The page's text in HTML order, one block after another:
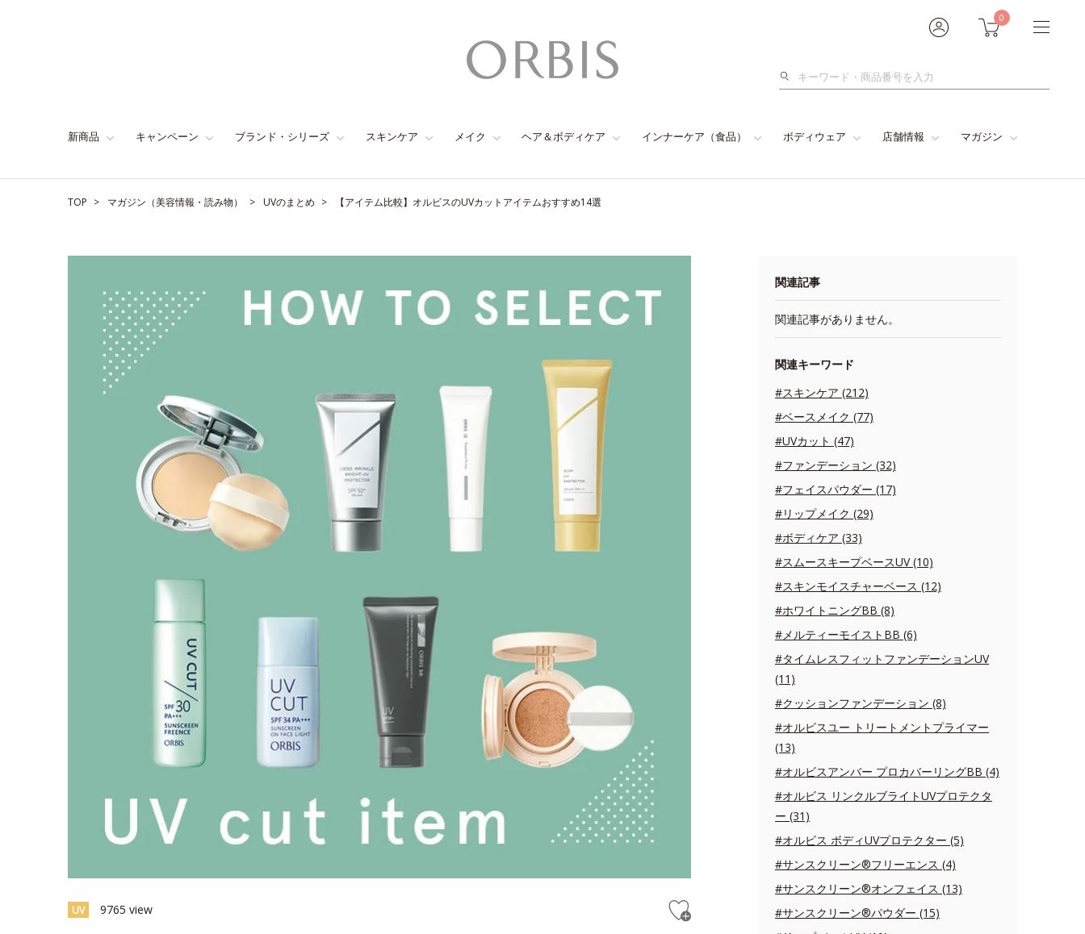
0
検
新商品 キャンペーン ブランド・シリーズ スキンケア メイク ヘア＆ボディケア インナーケア（食品） ボディウェア 店舗情報 マガジン
TOP マガジン（美容情報・読み物） UVのまとめ 【アイテム比較】オルビスのUVカットアイテムおすすめ14選
UV 9765 view
関連記事
関連記事がありません。
関連キーワード
#スキンケア (212)
#ベースメイク (77)
#UVカット (47)
#ファンデーション (32)
#フェイスパウダー (17)
#リップメイク (29)
#ボディケア (33)
#スムースキープベースUV (10)
#スキンモイスチャーベース (12)
#ホワイトニングBB (8)
#メルティーモイストBB (6)
#タイムレスフィットファンデーションUV
(11)
#クッションファンデーション (8)
#オルビスユー トリートメントプライマー
(13)
#オルビスアンバー プロカバーリングBB (4)
#オルビス リンクルブライトUVプロテクタ
ー (31)
#オルビス ボディUVプロテクター (5)
#サンスクリーン®フリーエンス (4)
#サンスクリーン®オンフェイス (13)
#サンスクリーン®パウダー (15)